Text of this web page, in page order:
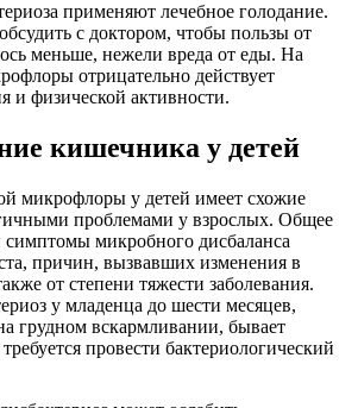
применяют лечебное голодание.
с доктором, чтобы пользы от
меньше, нежели вреда от еды. На
отрицательно действует
и физической активности.
кишечника у детей
микрофлоры у детей имеет схожие
проблемами у взрослых. Общее
симптомы микробного дисбаланса
причин, вызвавших изменения в
от степени тяжести заболевания.
у младенца до шести месяцев,
грудном вскармливании, бывает
провести бактериологический